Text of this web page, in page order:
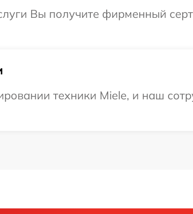
Вы получите фирменный
техники Miele, и наш